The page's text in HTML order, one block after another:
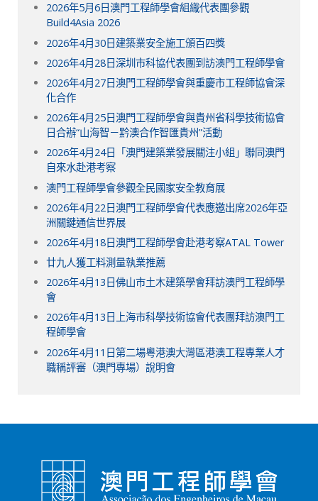
2026年5月6日澳門工程師學會組織代表團參觀
Build4Asia 2026
2026年4月30日建築業安全施工頒百四獎
2026年4月28日深圳市科協代表團到訪澳門工程師學會
2026年4月27日澳門工程師學會與重慶市工程師協會深
化合作
2026年4月25日澳門工程師學會與貴州省科學技術協會
日合辦“山海智－黔澳合作智匯貴州”活動
2026年4月24日「澳門建築業發展關注小組」聯同澳門
自來水赴港考察
澳門工程師學會參觀全民國家安全教育展
2026年4月22日澳門工程師學會代表應邀出席2026年亞
洲關鍵通信世界展
2026年4月18日澳門工程師學會赴港考察ATAL Tower
廿九人獲工料測量執業推薦
2026年4月13日佛山市土木建築學會拜訪澳門工程師學
會
2026年4月13日上海市科學技術協會代表團拜訪澳門工
程師學會
2026年4月11日第二場粵港澳大灣區港澳工程專業人才
職稱評審（澳門專場）說明會